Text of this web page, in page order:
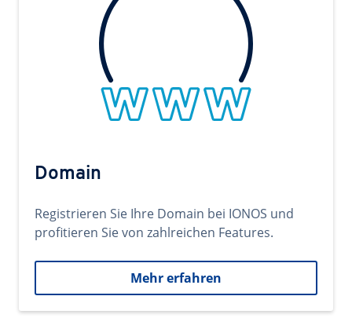
Domain
Registrieren Sie Ihre Domain bei IONOS und
profitieren Sie von zahlreichen Features.
Mehr erfahren